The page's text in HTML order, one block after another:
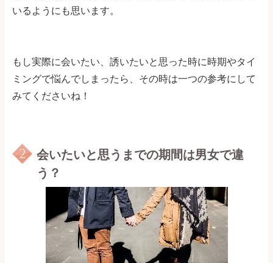
いるようにも思います。
もし実際に会いたい、誘いたいと思った時に時期やタイ
ミングで悩んでしまったら、その時は一つの参考にして
みてくださいね！
会いたいと思うまでの期間は男女で違
う？